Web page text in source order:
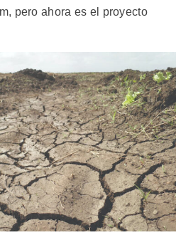
pero ahora es el proyecto